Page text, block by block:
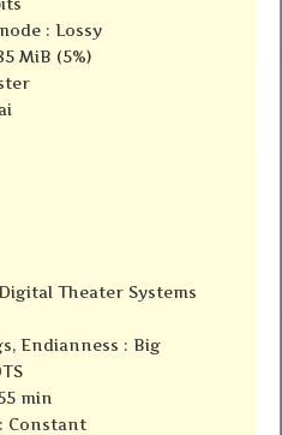
: Lossy
MiB (5%)
Theater Systems
Endianness : Big
min
Constant